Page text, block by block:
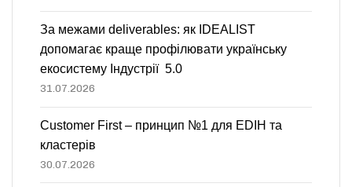
За межами deliverables: як IDEALIST
допомагає краще профілювати українську
екосистему Індустрії 5.0
31.07.2026
Customer First – принцип №1 для EDIH та
кластерів
30.07.2026